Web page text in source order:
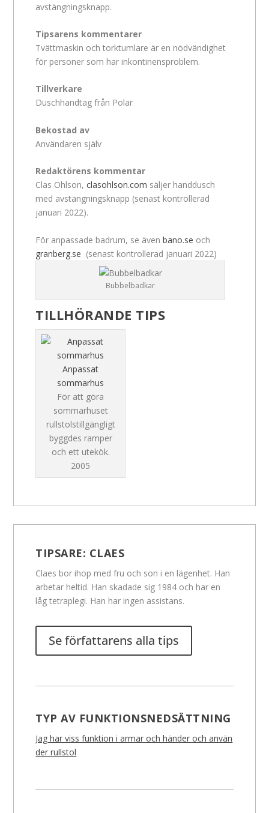
avstängningsknapp.
Tipsarens kommentarer
Tvättmaskin och torktumlare är en nödvändighet
för personer som har inkontinensproblem.
Tillverkare
Duschhandtag från Polar
Bekostad av
Användaren själv
Redaktörens kommentar
Clas Ohlson,clasohlson.com säljer handdusch
med avstängningsknapp (senast kontrollerad
januari 2022).
För anpassade badrum, se ävenbano.se och
granberg.se (senast kontrollerad januari 2022)
Bubbelbadkar
TILLHÖRANDE TIPS
Anpassat
sommarhus
För att göra
sommarhuset
rullstolstillgängligt
byggdes ramper
och ett utekök.
2005
TIPSARE: CLAES
Claes bor ihop med fru och son i en lägenhet. Han
arbetar heltid. Han skadade sig 1984 och har en
låg tetraplegi. Han har ingen assistans.
Se författarens alla tips
TYP AV FUNKTIONSNEDSÄTTNING
Jag har viss funktion i armar och händer och använ
der rullstol